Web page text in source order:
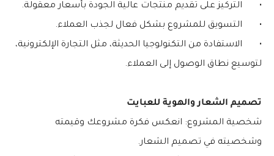
•
التركيز على تقديم منتجات عالية الجودة بأسعار معقولة.
•
التسويق للمشروع بشكل فعال لجذب العملاء.
•
الاستفادة من التكنولوجيا الحديثة، مثل التجارة الإلكترونية،
لتوسيع نطاق الوصول إلى العملاء.
تصميم الشعار والهوية للعبايت
شخصية المشروع: انعكس فكرة مشروعك وقيمته
وشخصيته في تصميم الشعار.